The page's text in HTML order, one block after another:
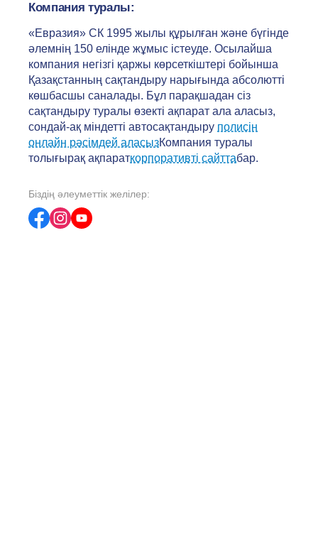
Компания туралы:
«Евразия» СК 1995 жылы құрылған және бүгінде
әлемнің 150 елінде жұмыс істеуде. Осылайша
компания негізгі қаржы көрсеткіштері бойынша
Қазақстанның сақтандыру нарығында абсолютті
көшбасшы саналады. Бұл парақшадан сіз
сақтандыру туралы өзекті ақпарат ала аласыз,
сондай-ақ міндетті автосақтандыру полисін
онлайн рәсімдей аласызКомпания туралы
толығырақ ақпараткорпоративті сайттабар.
Біздің әлеуметтік желілер: